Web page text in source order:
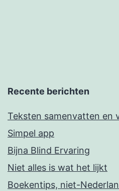
Recente berichten
Teksten samenvatten en
Simpel app
Bijna Blind Ervaring
Niet alles is wat het lijkt
Boekentips, niet-